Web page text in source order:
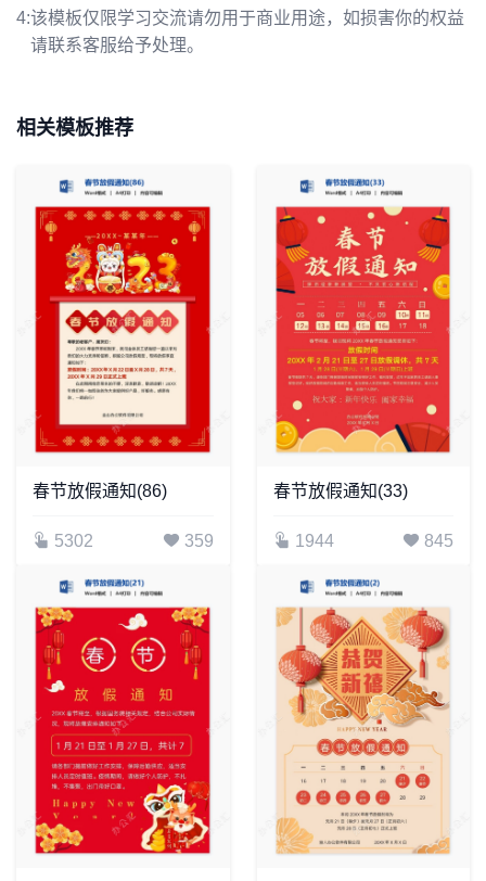
4:该模板仅限学习交流请勿用于商业用途，如损害你的权益
请联系客服给予处理。
相关模板推荐
春节放假通知(86)
5302 359
春节放假通知(33)
1944 845